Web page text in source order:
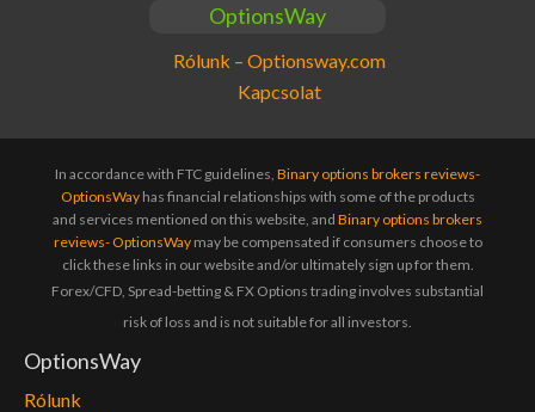
OptionsWay
Rólunk – Optionsway.com
Kapcsolat
In accordance with FTC guidelines, Binary options brokers reviews-
OptionsWayhas financial relationships with some of the products
and services mentioned on this website, and Binary options brokers
reviews- OptionsWaymay be compensated if consumers choose to
click these links in our website and/or ultimately sign up for them.
Forex/CFD, Spread-betting & FX Options trading involves substantial
risk of loss and is not suitable for all investors.
OptionsWay
Rólunk